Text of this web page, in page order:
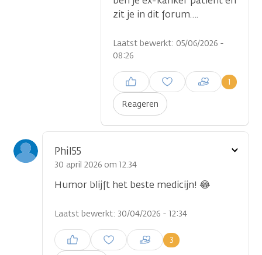
zit je in dit forum….
Laatst bewerkt: 05/06/2026 -
08:26
Reageren
1
Inloggen om een reactie te
plaatsen
Phil55
30 april 2026 om 12.34
Humor blijft het beste medicijn! 😂
Laatst bewerkt: 30/04/2026 - 12:34
3
Inloggen om een reactie te
plaatsen
Toon